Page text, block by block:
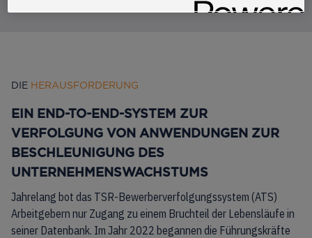
DIE HERAUSFORDERUNG
EIN END-TO-END-SYSTEM ZUR
VERFOLGUNG VON ANWENDUNGEN ZUR
BESCHLEUNIGUNG DES
UNTERNEHMENSWACHSTUMS
Jahrelang bot das TSR-Bewerberverfolgungssystem (ATS)
Arbeitgebern nur Zugang zu einem Bruchteil der Lebensläufe in
seiner Datenbank. Im Jahr 2022 begannen die Führungskräfte